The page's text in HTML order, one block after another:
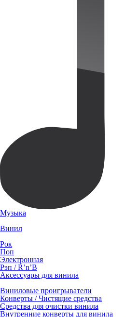
Музыка
Винил
Рок
Поп
Электронная
Рэп / R’n’B
Аксессуары для винила
Виниловые проигрыватели
Конверты / Чистящие средства
Средства для очистки винила
Внутренние конверты для винила